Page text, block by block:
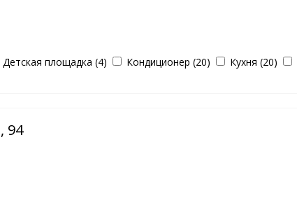
Детская площадка (4) Кондиционер (20) Кухня (20)
94